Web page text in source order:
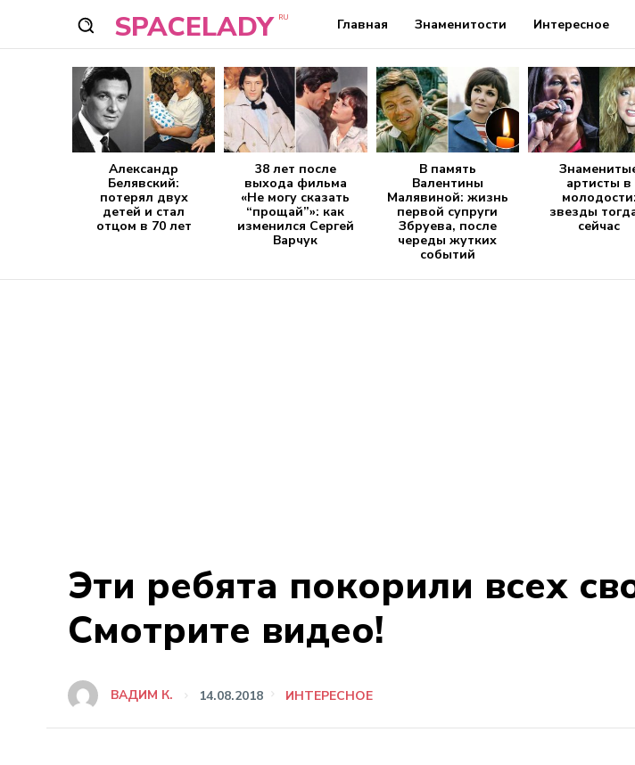
SPACELADY RU Главная Знаменитости Интересное
Александр
Белявский:
потерял двух
детей и стал
отцом в 70 лет
38 лет после
выхода фильма
«Не могу сказать
“прощай”»: как
изменился Сергей
Варчук
В память
Валентины
Малявиной: жизнь
первой супруги
Збруева, после
череды жутких
событий
артисты в
молодости:
звезды
сейчас
Эти ребята покорили всех
Смотрите видео!
ВАДИМ К. 14.08.2018 ИНТЕРЕСНОЕ